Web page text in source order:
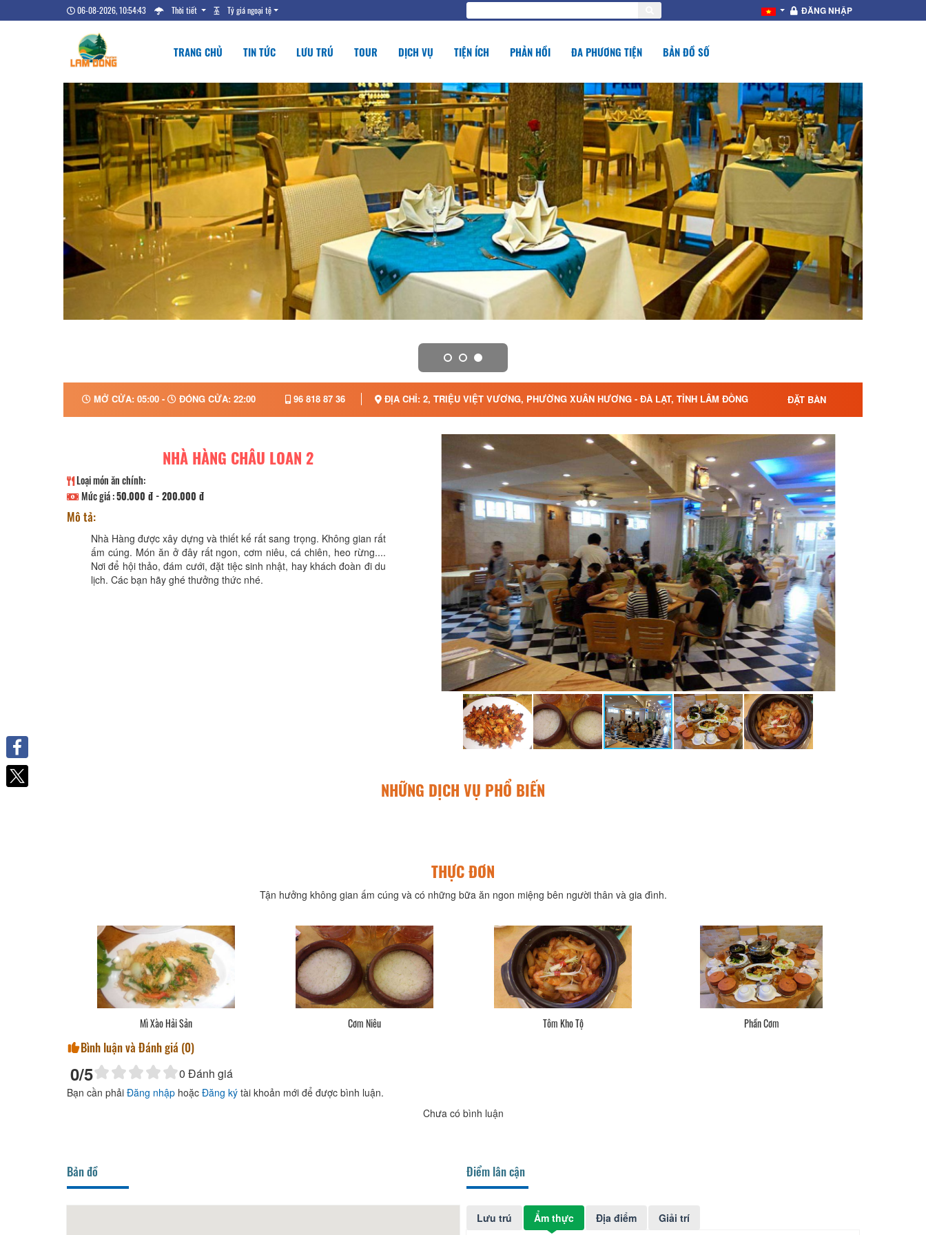
06-08-2026, 10:54:44 Thời tiết Tỷ giá ngoại tệ ĐĂNG NHẬP
TRANG CHỦ TIN TỨC LƯU TRÚ TOUR DỊCH VỤ TIỆN ÍCH PHẢN HỒI ĐA PHƯƠNG TIỆN BẢN ĐỒ SỐ
MỞ CỬA: 05:00 - ĐÓNG CỬA: 22:00 96 818 87 36 ĐỊA CHỈ: 2, TRIỆU VIỆT VƯƠNG, PHƯỜNG XUÂN HƯƠNG - ĐÀ LẠT, TỈNH LÂM ĐỒNG ĐẶT BÀN
NHÀ HÀNG CHÂU LOAN 2
Loại món ăn chính:
Mức giá :50.000 đ - 200.000 đ
Mô tả:
Nhà Hàng được xây dựng và thiết kế rất sang trọng. Không gian rất
ấm cúng. Món ăn ở đây rất ngon, cơm niêu, cá chiên, heo rừng....
Nơi để hội thảo, đám cưới, đặt tiệc sinh nhật, hay khách đoàn đi du
lịch. Các bạn hãy ghé thưởng thức nhé.
NHỮNG DỊCH VỤ PHỔ BIẾN
THỰC ĐƠN
Tận hưởng không gian ấm cúng và có những bữa ăn ngon miệng bên người thân và gia đình.
Mì Xào Hải Sản Cơm Niêu Tôm Kho Tộ Phần Cơm
Bình luận và Đánh giá (0)
0/5 0 Đánh giá
Bạn cần phải Đăng nhập hoặc Đăng ký tài khoản mới để được bình luận.
Chưa có bình luận
Bản đồ Điểm lân cận
Lưu trú Ẩm thực Địa điểm Giải trí
Facebook